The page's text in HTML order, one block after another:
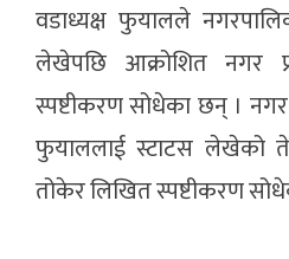
वडाध्यक्ष फुयालले
लेखेपछि आक्रोशित नगर
स्पष्टीकरण सोधेका छन् ।
फुयाललाई स्टाटस लेखेको
तोकेर लिखित स्पष्टीकरण